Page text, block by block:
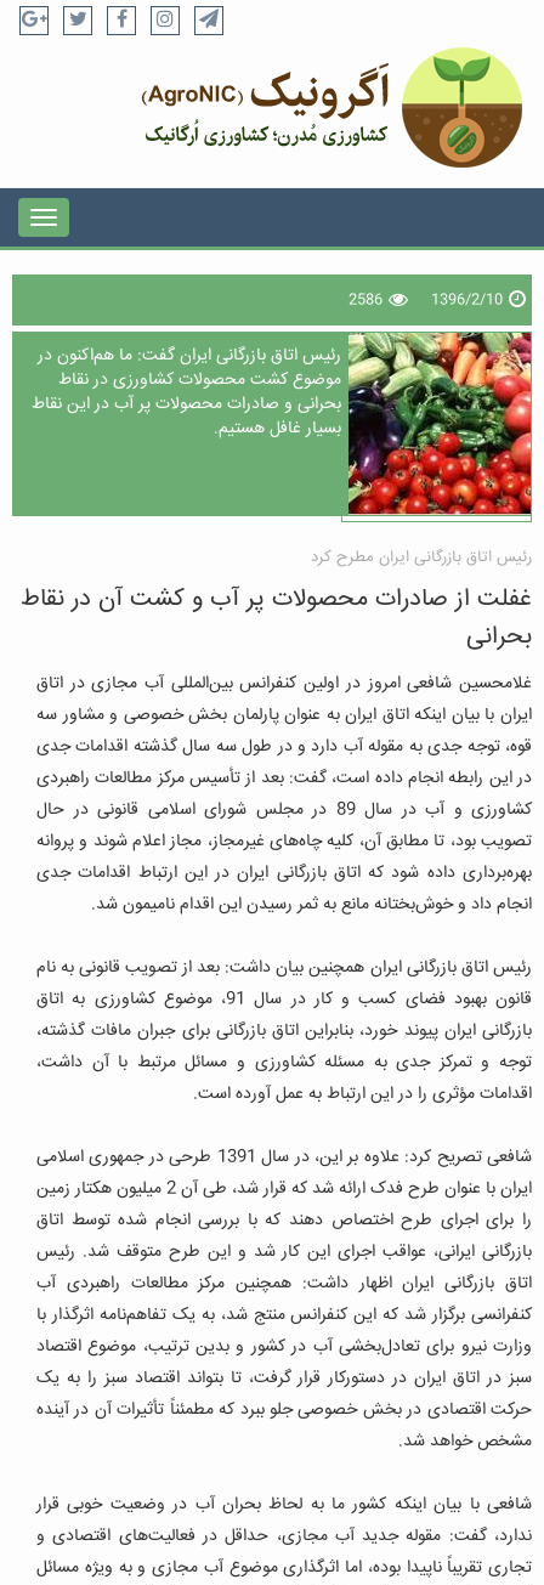
1396/2/10
2586
رئیس اتاق بازرگانی ایران گفت: ما هم‌اکنون در
موضوع کشت محصولات کشاورزی در نقاط
بحرانی و صادرات محصولات پر آب در این نقاط
بسیار غافل هستیم.
رئیس اتاق بازرگانی ایران مطرح کرد
غفلت از صادرات محصولات پر آب و کشت آن در نقاط
بحرانی
غلامحسین شافعی امروز در اولین کنفرانس بین‌المللی آب مجازی در اتاق
ایران با بیان اینکه اتاق ایران به عنوان پارلمان بخش خصوصی و مشاور سه
قوه، توجه جدی به مقوله آب دارد و در طول سه سال گذشته اقدامات جدی
در این رابطه انجام داده است، گفت: بعد از تأسیس مرکز مطالعات راهبردی
کشاورزی و آب در سال 89 در مجلس شورای اسلامی قانونی در حال
تصویب بود، تا مطابق آن، کلیه چاه‌های غیرمجاز، مجاز اعلام شوند و پروانه
بهره‌برداری داده شود که اتاق بازرگانی ایران در این ارتباط اقدامات جدی
انجام داد و خوش‌بختانه مانع به ثمر رسیدن این اقدام نامیمون شد.
رئیس اتاق بازرگانی ایران همچنین بیان داشت: بعد از تصویب قانونی به نام
قانون بهبود فضای کسب و کار در سال 91، موضوع کشاورزی به اتاق
بازرگانی ایران پیوند خورد، بنابراین اتاق بازرگانی برای جبران مافات گذشته،
توجه و تمرکز جدی به مسئله کشاورزی و مسائل مرتبط با آن داشت،
اقدامات مؤثری را در این ارتباط به عمل آورده است.
شافعی تصریح کرد: علاوه بر این، در سال 1391 طرحی در جمهوری اسلامی
ایران با عنوان طرح فدک ارائه شد که قرار شد، طی آن 2 میلیون هکتار زمین
را برای اجرای طرح اختصاص دهند که با بررسی انجام شده توسط اتاق
بازرگانی ایرانی، عواقب اجرای این کار شد و این طرح متوقف شد. رئیس
اتاق بازرگانی ایران اظهار داشت: همچنین مرکز مطالعات راهبردی آب
کنفرانسی برگزار شد که این کنفرانس منتج شد، به یک تفاهم‌نامه اثرگذار با
وزارت نیرو برای تعادل‌بخشی آب در کشور و بدین ترتیب، موضوع اقتصاد
سبز در اتاق ایران در دستورکار قرار گرفت، تا بتواند اقتصاد سبز را به یک
حرکت اقتصادی در بخش خصوصی جلو ببرد که مطمئناً تأثیرات آن در آینده
مشخص خواهد شد.
شافعی با بیان اینکه کشور ما به لحاظ بحران آب در وضعیت خوبی قرار
ندارد، گفت: مقوله جدید آب مجازی، حداقل در فعالیت‌های اقتصادی و
تجاری تقریباً ناپیدا بوده، اما اثرگذاری موضوع آب مجازی و به ویژه مسائل